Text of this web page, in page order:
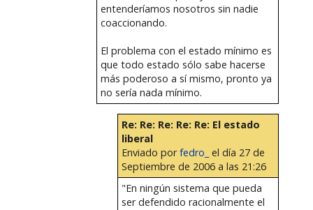
entenderíamos nosotros sin nadie
coaccionando.
El problema con el estado mínimo es
que todo estado sólo sabe hacerse
más poderoso a sí mismo, pronto ya
no sería nada mínimo.
Re: Re: Re: Re: Re: El estado
liberal
Enviado porfedro_ el día 27 de
Septiembre de 2006 a las 21:26
"En ningún sistema que pueda
ser defendido racionalmente el